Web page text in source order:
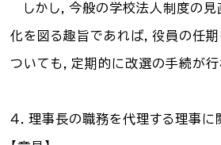
しかし，今般の学校法人制度の見
化を図る趣旨であれば，役員の任期
ついても，定期的に改選の手続が行
４．理事長の職務を代理する理事